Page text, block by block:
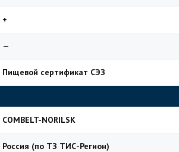
+
—
Пищевой сертификат СЭЗ
COMBELT-NORILSK
Россия (по ТЗ ТИС-Регион)